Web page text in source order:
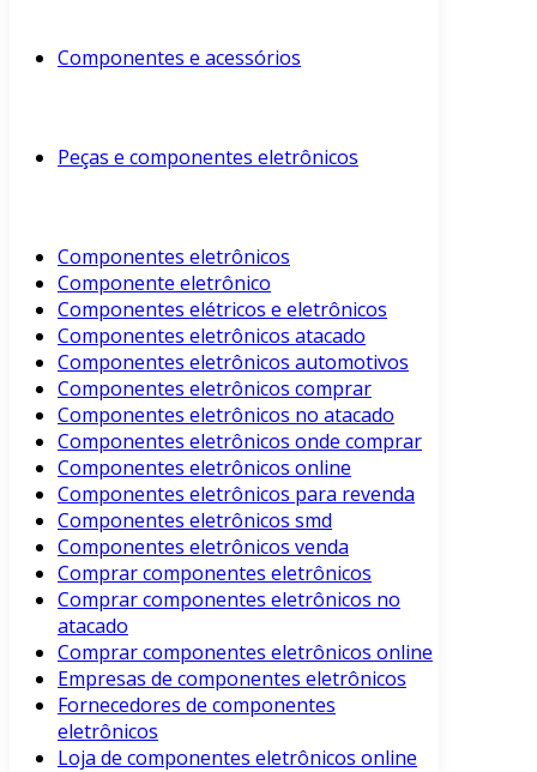
Componentes e acessórios
Peças e componentes eletrônicos
Componentes eletrônicos
Componente eletrônico
Componentes elétricos e eletrônicos
Componentes eletrônicos atacado
Componentes eletrônicos automotivos
Componentes eletrônicos comprar
Componentes eletrônicos no atacado
Componentes eletrônicos onde comprar
Componentes eletrônicos online
Componentes eletrônicos para revenda
Componentes eletrônicos smd
Componentes eletrônicos venda
Comprar componentes eletrônicos
Comprar componentes eletrônicos no
atacado
Comprar componentes eletrônicos online
Empresas de componentes eletrônicos
Fornecedores de componentes
eletrônicos
Loja de componentes eletrônicos online